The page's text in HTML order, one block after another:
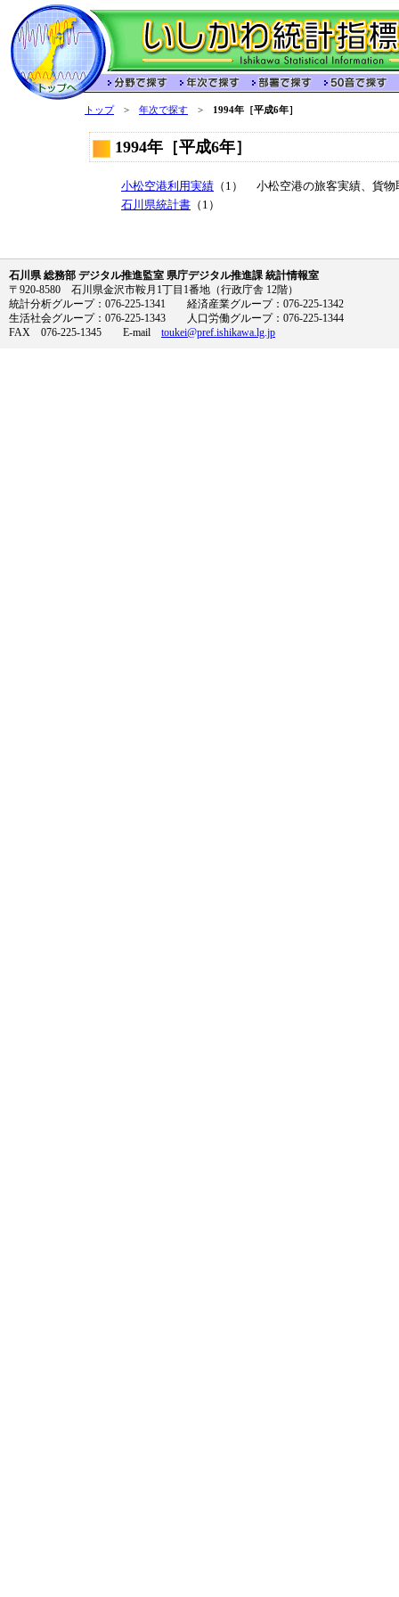
トップ> 年次で探す > 1994年［平成6年］
1994年［平成6年］
小松空港利用実績 （1）
小松空港の旅客実績、貨物
石川県統計書 （1）
石川県 総務部 デジタル推進監室 県庁デジタル推進課 統計情報室
〒920-8580 石川県金沢市鞍月1丁目1番地（行政庁舎 12階）
統計分析グループ：076-225-1341 経済産業グループ：076-225-1342
生活社会グループ：076-225-1343 人口労働グループ：076-225-1344
FAX 076-225-1345 E-mail toukei@pref.ishikawa.lg.jp